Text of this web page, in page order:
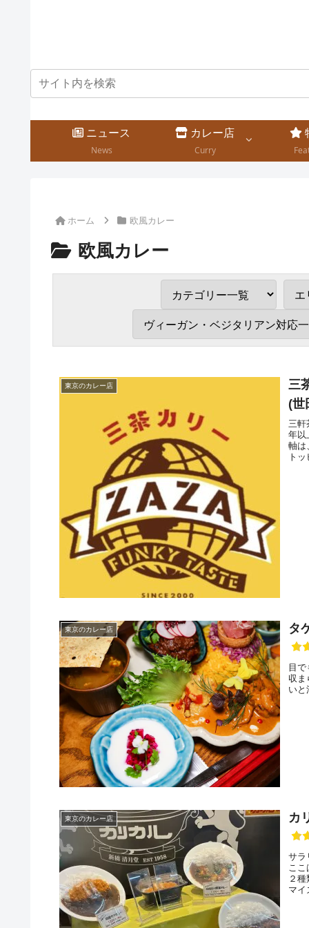
ニュース
News
カレー店
Curry
ホーム 欧風カレー
欧風カレー
東京のカレー店
三
(世
三軒
年以
軸は
ト
東京のカレー店 タ
目
収ま
いと
東京のカレー店 カ
サラ
ここ
２
マイ